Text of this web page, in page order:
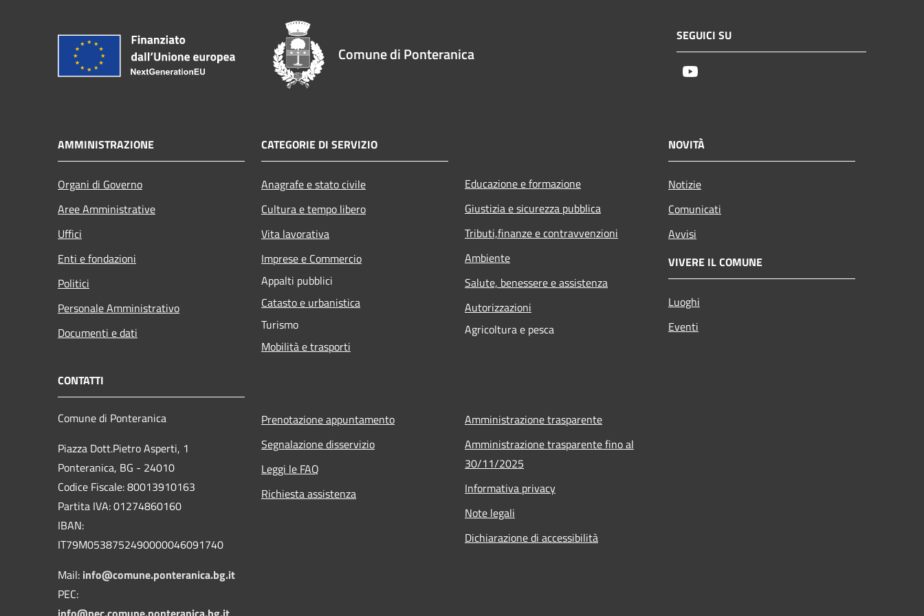
Comune di Ponteranica
SEGUICI SU
AMMINISTRAZIONE
Organi di Governo
Aree Amministrative
Uffici
Enti e fondazioni
Politici
Personale Amministrativo
Documenti e dati
CATEGORIE DI SERVIZIO
Anagrafe e stato civile
Cultura e tempo libero
Vita lavorativa
Imprese e Commercio
Appalti pubblici
Catasto e urbanistica
Turismo
Mobilità e trasporti
Educazione e formazione
Giustizia e sicurezza pubblica
Tributi,finanze e contravvenzioni
Ambiente
Salute, benessere e assistenza
Autorizzazioni
Agricoltura e pesca
NOVITÀ
Notizie
Comunicati
Avvisi
VIVERE IL COMUNE
Luoghi
Eventi
CONTATTI
Comune di Ponteranica
Piazza Dott.Pietro Asperti, 1
Ponteranica, BG - 24010
Codice Fiscale: 80013910163
Partita IVA: 01274860160
IBAN:
IT79M0538752490000046091740
Mail: info@comune.ponteranica.bg.it
PEC:
Prenotazione appuntamento
Segnalazione disservizio
Leggi le FAQ
Richiesta assistenza
Amministrazione trasparente
Amministrazione trasparente fino al
30/11/2025
Informativa privacy
Note legali
Dichiarazione di accessibilità